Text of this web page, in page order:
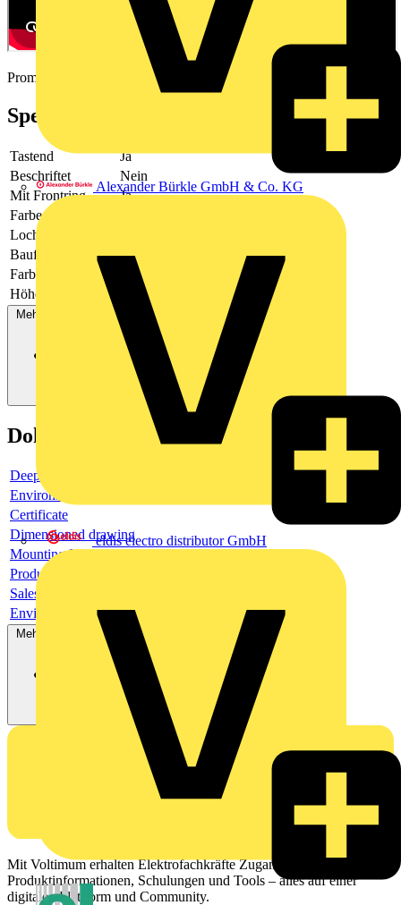
Alexander Bürkle GmbH & Co. KG
eldis electro distributor GmbH
Promotional video
Spezifikationen
Tastend
Ja
Beschriftet
Nein
Mit Frontring
Ja
Farbe Frontring
Lochdurchmesser
Bauform der Linse rund
Farbe des Knopfes
weiß
Höhe der Öffnung
Mehr anzeigen
Dokumente
Deeplink product page
Environmental compliance declaration
Certificate
Dimensioned drawing
Mounting Instruction
Product data sheet
Sales brochure
Environmental compliance declaration
Mehr anzeigen
Mit Voltimum erhalten Elektrofachkräfte Zugang zu Branchennews,
Produktinformationen, Schulungen und Tools – alles auf einer
digitalen Plattform und Community.